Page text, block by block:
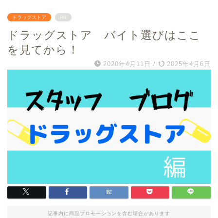
ドラッグストア PR
ドラッグストア バイト選びはここ
を見てから！
2020年4月11日 / 2025年4月6日
記事内に商品プロモーションを含む場合があります